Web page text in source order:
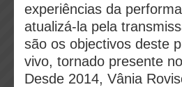
experiências da
atualizá-la pela
são os objectivos deste
vivo, tornado presente
Desde 2014, Vânia